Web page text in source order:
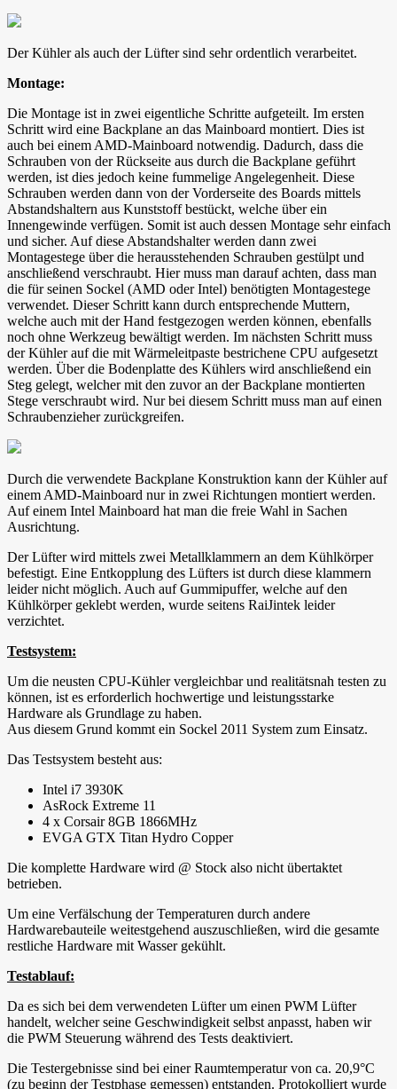
Der Kühler als auch der Lüfter sind sehr ordentlich verarbeitet.
Montage:
Die Montage ist in zwei eigentliche Schritte aufgeteilt. Im ersten
Schritt wird eine Backplane an das Mainboard montiert. Dies ist
auch bei einem AMD-Mainboard notwendig. Dadurch, dass die
Schrauben von der Rückseite aus durch die Backplane geführt
werden, ist dies jedoch keine fummelige Angelegenheit. Diese
Schrauben werden dann von der Vorderseite des Boards mittels
Abstandshaltern aus Kunststoff bestückt, welche über ein
Innengewinde verfügen. Somit ist auch dessen Montage sehr einfach
und sicher. Auf diese Abstandshalter werden dann zwei
Montagestege über die herausstehenden Schrauben gestülpt und
anschließend verschraubt. Hier muss man darauf achten, dass man
die für seinen Sockel (AMD oder Intel) benötigten Montagestege
verwendet. Dieser Schritt kann durch entsprechende Muttern,
welche auch mit der Hand festgezogen werden können, ebenfalls
noch ohne Werkzeug bewältigt werden. Im nächsten Schritt muss
der Kühler auf die mit Wärmeleitpaste bestrichene CPU aufgesetzt
werden. Über die Bodenplatte des Kühlers wird anschließend ein
Steg gelegt, welcher mit den zuvor an der Backplane montierten
Stege verschraubt wird. Nur bei diesem Schritt muss man auf einen
Schraubenzieher zurückgreifen.
Durch die verwendete Backplane Konstruktion kann der Kühler auf
einem AMD-Mainboard nur in zwei Richtungen montiert werden.
Auf einem Intel Mainboard hat man die freie Wahl in Sachen
Ausrichtung.
Der Lüfter wird mittels zwei Metallklammern an dem Kühlkörper
befestigt. Eine Entkopplung des Lüfters ist durch diese klammern
leider nicht möglich. Auch auf Gummipuffer, welche auf den
Kühlkörper geklebt werden, wurde seitens RaiJintek leider
verzichtet.
Testsystem:
Um die neusten CPU-Kühler vergleichbar und realitätsnah testen zu
können, ist es erforderlich hochwertige und leistungsstarke
Hardware als Grundlage zu haben.
Aus diesem Grund kommt ein Sockel 2011 System zum Einsatz.
Das Testsystem besteht aus:
Intel i7 3930K
AsRock Extreme 11
4 x Corsair 8GB 1866MHz
EVGA GTX Titan Hydro Copper
Die komplette Hardware wird @ Stock also nicht übertaktet
betrieben.
Um eine Verfälschung der Temperaturen durch andere
Hardwarebauteile weitestgehend auszuschließen, wird die gesamte
restliche Hardware mit Wasser gekühlt.
Testablauf:
Da es sich bei dem verwendeten Lüfter um einen PWM Lüfter
handelt, welcher seine Geschwindigkeit selbst anpasst, haben wir
die PWM Steuerung während des Tests deaktiviert.
Die Testergebnisse sind bei einer Raumtemperatur von ca. 20,9°C
(zu beginn der Testphase gemessen) entstanden. Protokolliert wurde